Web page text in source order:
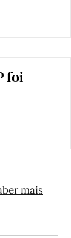
foi
mais